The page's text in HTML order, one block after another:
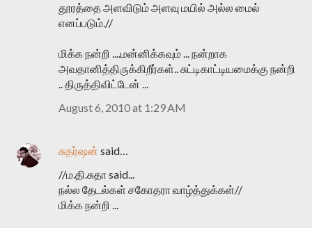
தூரத்தை அளவிடும் அளவு மயில் அல்ல மைல்
எனப்படும்.//
மிக்க நன்றி ....மன்னிக்கவும் ... நன்றாக
அவதானித்திருக்கிறீர்கள்.. சுட்டிகாட்டியமைக்கு நன்றி
.. திருத்திவிட்டேன் ...
August 6, 2010 at 1:29 AM
சுதர்ஷன் said…
//ம.தி.சுதா said...
நல்ல தேடல்கள் சகோதரா வாழ்த்துக்கள்//
மிக்க நன்றி ...